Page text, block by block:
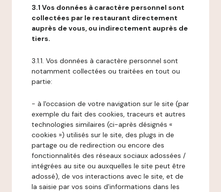
3.1 Vos données à caractère personnel sont
collectées par le restaurant directement
auprès de vous, ou indirectement auprès de
tiers.
3.1.1. Vos données à caractère personnel sont
notamment collectées ou traitées en tout ou
partie:
- à l'occasion de votre navigation sur le site (par
exemple du fait des cookies, traceurs et autres
technologies similaires (ci-après désignés «
cookies ») utilisés sur le site, des plugs in de
partage ou de redirection ou encore des
fonctionnalités des réseaux sociaux adossées /
intégrées au site ou auxquelles le site peut être
adossé), de vos interactions avec le site, et de
la saisie par vos soins d'informations dans les